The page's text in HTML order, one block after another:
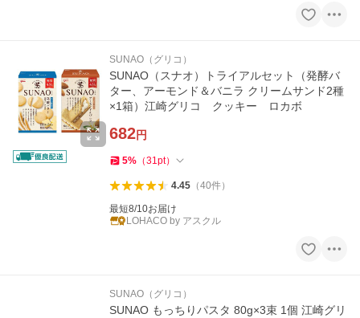
SUNAO（グリコ）
SUNAO（スナオ）トライアルセット（発酵バ
ター、アーモンド＆バニラ クリームサンド2種
×1箱）江崎グリコ クッキー ロカボ
682円
5% （31pt）
4.45（40件）
最短8/10お届け
LOHACO by アスクル
SUNAO（グリコ）
SUNAO もっちりパスタ 80g×3束 1個 江崎グリ